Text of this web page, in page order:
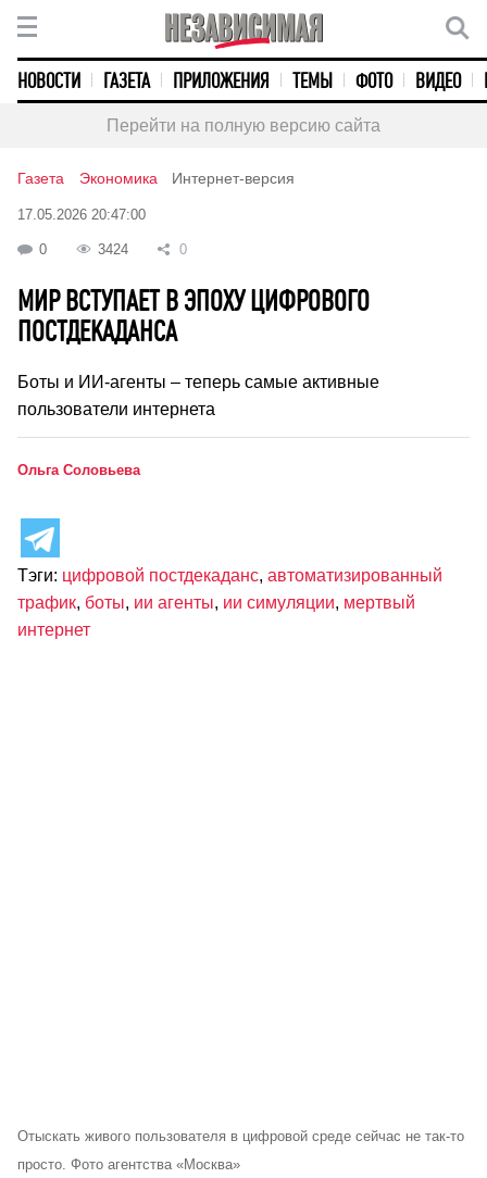
НОВОСТИ ГАЗЕТА ПРИЛОЖЕНИЯ ТЕМЫ ФОТО ВИДЕО
Перейти на полную версию сайта
Газета Экономика Интернет-версия
17.05.2026 20:47:00
0 3424 0
МИР ВСТУПАЕТ В ЭПОХУ ЦИФРОВОГО
ПОСТДЕКАДАНСА
Боты и ИИ-агенты – теперь самые активные
пользователи интернета
Ольга Соловьева
Тэги: цифровой постдекаданс, автоматизированный
трафик, боты, ии агенты, ии симуляции, мертвый
интернет
Отыскать живого пользователя в цифровой среде сейчас не так-то
просто. Фото агентства «Москва»